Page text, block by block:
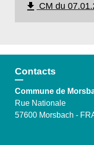
file_download CM du
Contacts
Commune de
Rue Nationale
57600 Morsbach -